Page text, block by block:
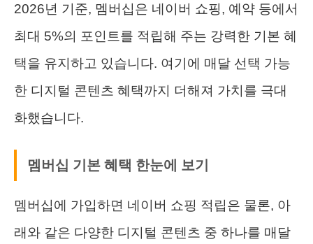
2026년 기준, 멤버십은 네이버 쇼핑, 예약 등에서
최대 5%의 포인트를 적립해 주는 강력한 기본 혜
택을 유지하고 있습니다. 여기에 매달 선택 가능
한 디지털 콘텐츠 혜택까지 더해져 가치를 극대
화했습니다.
멤버십 기본 혜택 한눈에 보기
멤버십에 가입하면 네이버 쇼핑 적립은 물론, 아
래와 같은 다양한 디지털 콘텐츠 중 하나를 매달